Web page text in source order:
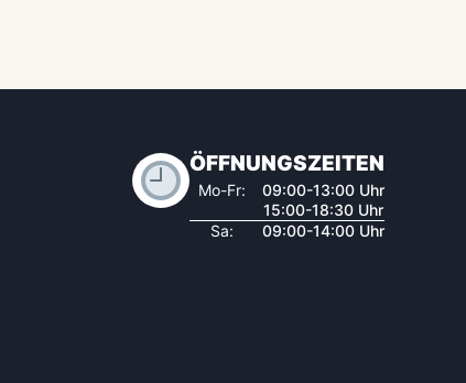
ÖFFNUNGSZEITEN
Mo-Fr:
09:00-13:00 Uhr
15:00-18:30 Uhr
Sa:
09:00-14:00 Uhr